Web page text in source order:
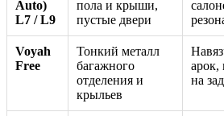
Auto)
L7 / L9
пола и крыши,
пустые двери
Voyah
Free
Тонкий металл
багажного
отделения и
крыльев
на